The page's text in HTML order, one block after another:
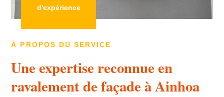
À PROPOS DU SERVICE
Une expertise reconnue en
ravalement de façade à Ainhoa
d'expérience